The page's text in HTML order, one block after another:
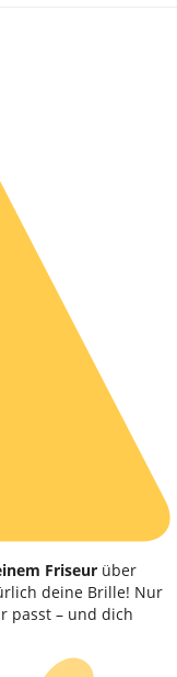
Friseur über
deine Brille! Nur
passt – und dich